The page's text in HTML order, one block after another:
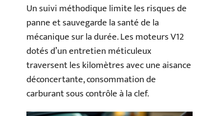
Un suivi méthodique limite les risques de
panne et sauvegarde la santé de la
mécanique sur la durée. Les moteurs V12
dotés d’un entretien méticuleux
traversent les kilomètres avec une aisance
déconcertante, consommation de
carburant sous contrôle à la clef.